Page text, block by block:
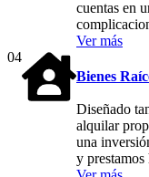
cuentas en
Ver más
04
Bienes
Diseñado
alquilar
una
y prestamos